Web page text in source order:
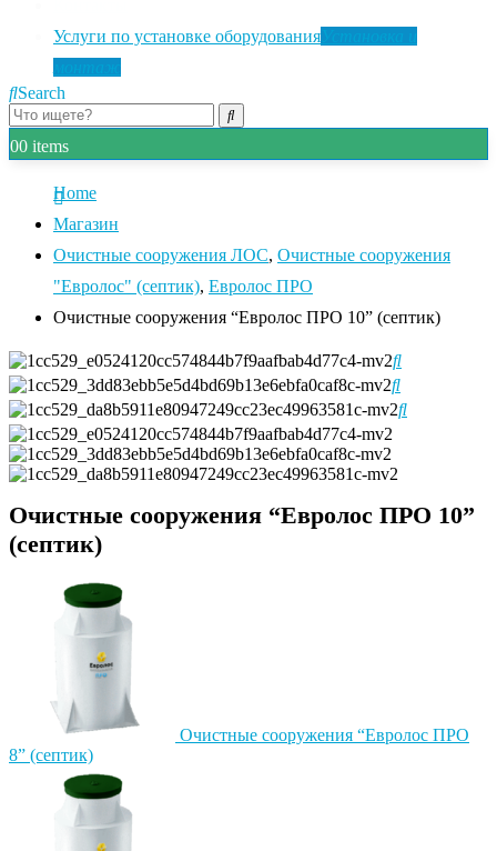
Услуги по установке оборудования
Search
00 items
Home
Магазин
Очистные сооружения ЛОС, Очистные сооружения
"Евролос" (септик), Евролос ПРО
Очистные сооружения “Евролос ПРО 10” (септик)
Очистные сооружения “Евролос ПРО 10”
(септик)
Очистные сооружения “Евролос ПРО
8” (септик)